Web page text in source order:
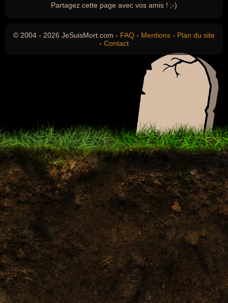
Partagez cette page avec vos amis ! ;-)
© 2004 - 2026 JeSuisMort.com - FAQ - Mentions - Plan du site
- Contact